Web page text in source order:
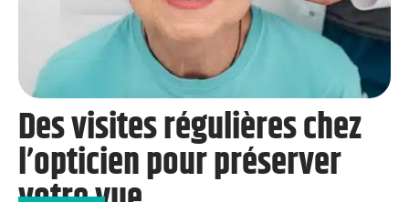
Des visites régulières chez
l’opticien pour préserver